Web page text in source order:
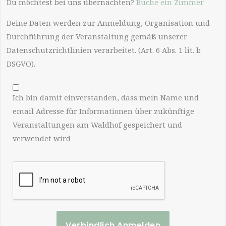
Deine Daten werden zur Anmeldung, Organisation und
Durchführung der Veranstaltung gemäß unserer
Datenschutzrichtlinien verarbeitet. (Art. 6 Abs. 1 lit. b
DSGVO).
Ich bin damit einverstanden, dass mein Name und
email Adresse für Informationen über zukünftige
Veranstaltungen am Waldhof gespeichert und
verwendet wird